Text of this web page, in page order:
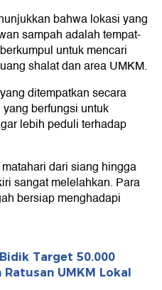
bahwa lokasi yang
sampah adalah tempat-
untuk mencari
shalat dan area UMKM.
ditempatkan secara
berfungsi untuk
lebih peduli terhadap
dari siang hingga
sangat melelahkan. Para
bersiap menghadapi
Target 50.000
UMKM Lokal